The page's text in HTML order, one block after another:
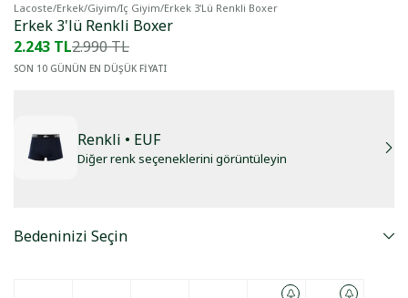
Lacoste/Erkek/Giyim/Iç Giyim/Erkek 3'lü Renkli Boxer
Erkek 3'lü Renkli Boxer
2.243 TL2.990 TL
SON 10 GÜNÜN EN DÜŞÜK FİYATI
Renkli • EUF
Diğer renk seçeneklerini görüntüleyin
Bedeninizi Seçin